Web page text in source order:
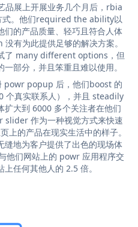
展上开展业务几个月后，rbia
式。他们required the ability以
们的产品质量、轻巧且符合人体
有为此提供足够的解决方案。
了 many different options，但
部分，并且笨重且难以使用。
popup 后，他们boost 的
个真实联系人），并且 steadily
大到 6000 多个关注者在他们
作为一种视觉方式来快速
的产品在现实生活中的样子。
缝地为客户提供了出色的现场体
他们网站上的 powr 应用程序交
任何其他人的 2.5 倍。